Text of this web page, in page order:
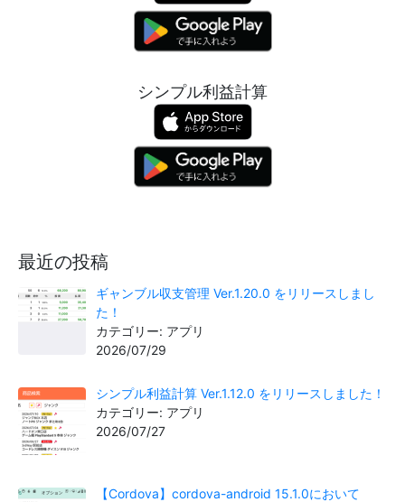
シンプル利益計算
最近の投稿
ギャンブル収支管理 Ver.1.20.0 をリリースしまし
た！
カテゴリー: アプリ
2026/07/29
シンプル利益計算 Ver.1.12.0 をリリースしました！
カテゴリー: アプリ
2026/07/27
【Cordova】cordova-android 15.1.0において